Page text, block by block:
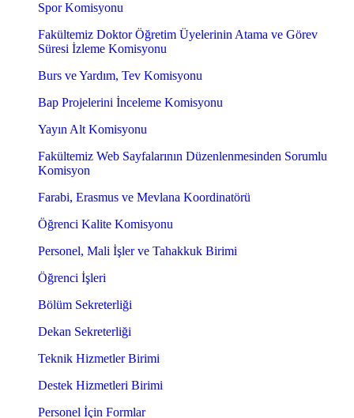
Spor Komisyonu
Fakültemiz Doktor Öğretim Üyelerinin Atama ve Görev
Süresi İzleme Komisyonu
Burs ve Yardım, Tev Komisyonu
Bap Projelerini İnceleme Komisyonu
Yayın Alt Komisyonu
Fakültemiz Web Sayfalarının Düzenlenmesinden Sorumlu
Komisyon
Farabi, Erasmus ve Mevlana Koordinatörü
Öğrenci Kalite Komisyonu
Personel, Mali İşler ve Tahakkuk Birimi
Öğrenci İşleri
Bölüm Sekreterliği
Dekan Sekreterliği
Teknik Hizmetler Birimi
Destek Hizmetleri Birimi
Personel İçin Formlar